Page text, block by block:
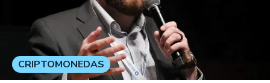
CRIPTOMONEDAS